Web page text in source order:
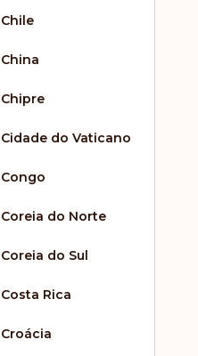
Chile
China
Chipre
Cidade do Vaticano
Congo
Coreia do Norte
Coreia do Sul
Costa Rica
Croácia